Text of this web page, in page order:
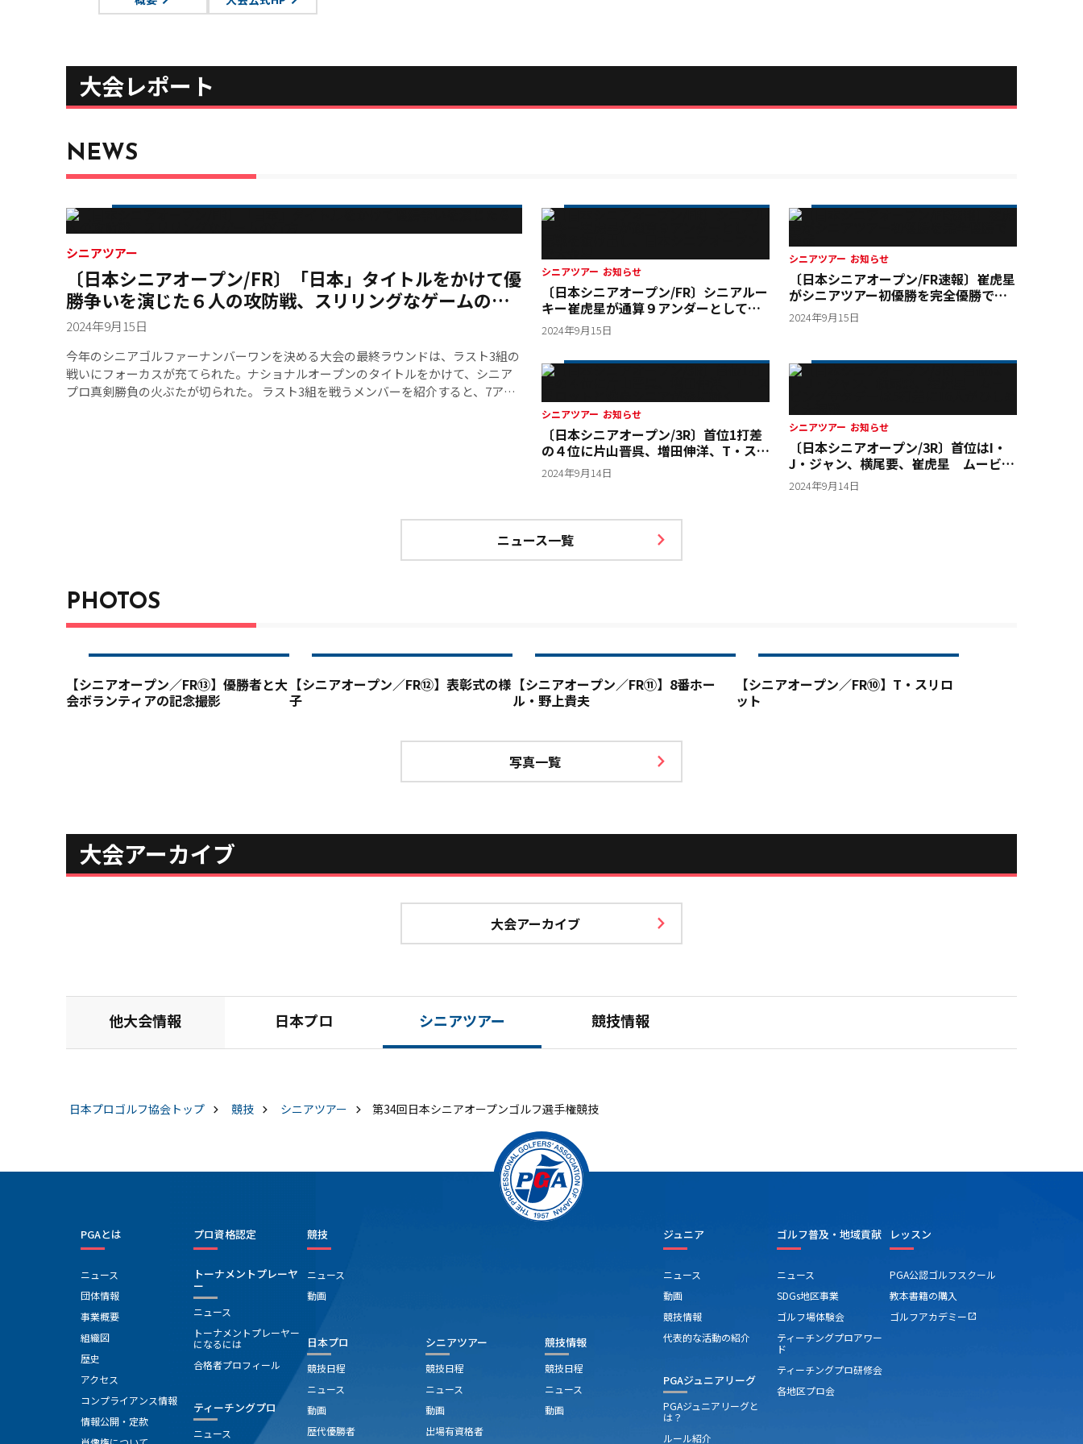
大会レポート
NEWS
シニアツアー
〔日本シニアオープン/FR〕「日本」タイトルをかけて優
勝争いを演じた６人の攻防戦、スリリングなゲームの行
方
2024年9月15日
今年のシニアゴルファーナンバーワンを決める大会の最終ラウンドは、ラスト3組の
戦いにフォーカスが充てられた。ナショナルオープンのタイトルをかけて、シニア
プロ真剣勝負の火ぶたが切られた。 ラスト3組を戦うメンバーを紹介すると、7アン
シニアツアー お知らせ
〔日本シニアオープン/FR〕シニアルー
キー崔虎星が通算９アンダーとして混
戦を抜け出し、日本シニアオープンで
大金星
2024年9月15日
シニアツアー お知らせ
〔日本シニアオープン/FR速報〕崔虎星
がシニアツアー初優勝を完全優勝で達
成
2024年9月15日
シニアツアー お知らせ
〔日本シニアオープン/3R〕首位1打差
の４位に片山晋呉、増田伸洋、T・スリ
ロットと強豪シニアが後に続く
2024年9月14日
シニアツアー お知らせ
〔日本シニアオープン/3R〕首位はI・
J・ジャン、横尾要、崔虎星 ムービン
グサタデーは5打差に16人がひしめく大
混戦
2024年9月14日
ニュース一覧
PHOTOS
【シニアオープン／FR⑬】優勝者と大
会ボランティアの記念撮影
【シニアオープン／FR⑫】表彰式の様
子
【シニアオープン／FR⑪】8番ホー
ル・野上貴夫
【シニアオープン／FR⑩】T・スリロ
ット
写真一覧
大会アーカイブ
大会アーカイブ
他大会情報 日本プロ シニアツアー 競技情報
日本プロゴルフ協会 トップ 競技 シニアツアー 第34回日本シニアオープンゴルフ選手権競技
PGAとは
ニュース
団体情報
事業概要
組織図
歴史
アクセス
コンプライアンス情報
情報公開・定款
プロ資格認定
トーナメントプレーヤ
ー
ニュース
トーナメントプレーヤー
になるには
合格者プロフィール
ティーチングプロ
ニュース
競技
ニュース
動画
日本プロ
競技日程
ニュース
動画
歴代優勝者
シニアツアー
競技日程
ニュース
動画
出場有資格者
競技情報
競技日程
ニュース
動画
ジュニア
ニュース
動画
競技情報
代表的な活動の紹介
PGAジュニアリーグ
PGAジュニアリーグと
は？
ルール紹介
ゴルフ普及・地域貢献
ニュース
SDGs地区事業
ゴルフ場体験会
ティーチングプロアワー
ド
ティーチングプロ研修会
各地区プロ会
レッスン
PGA公認ゴルフスクール
教本書籍の購入
ゴルフアカデミー open_in_new